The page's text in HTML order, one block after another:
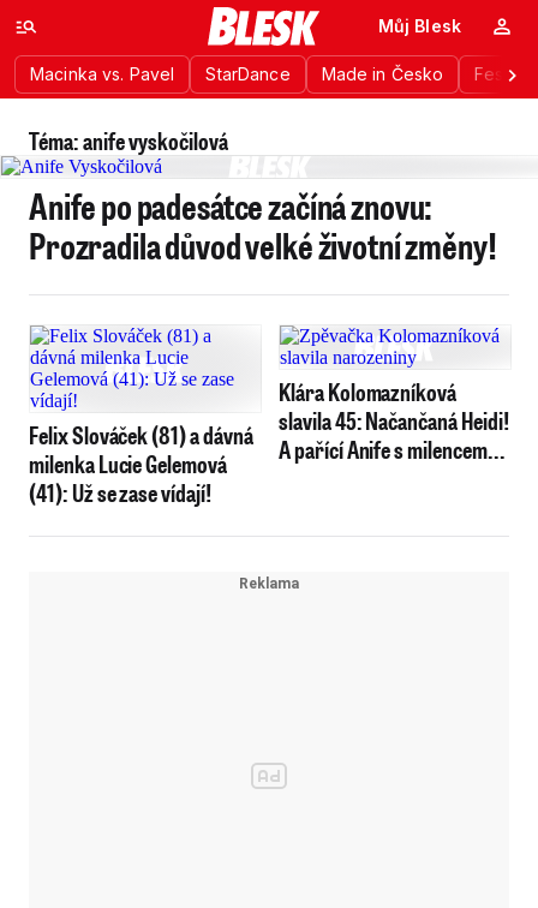
Macinka vs. Pavel StarDance Made in Česko
Můj Blesk
Téma: anife vyskočilová
Anife po padesátce začíná znovu:
Prozradila důvod velké životní změny!
Felix Slováček (81) a dávná
milenka Lucie Gelemová
(41): Už se zase vídají!
Klára Kolomazníková
slavila 45: Načančaná Heidi!
A pařící Anife s milencem...